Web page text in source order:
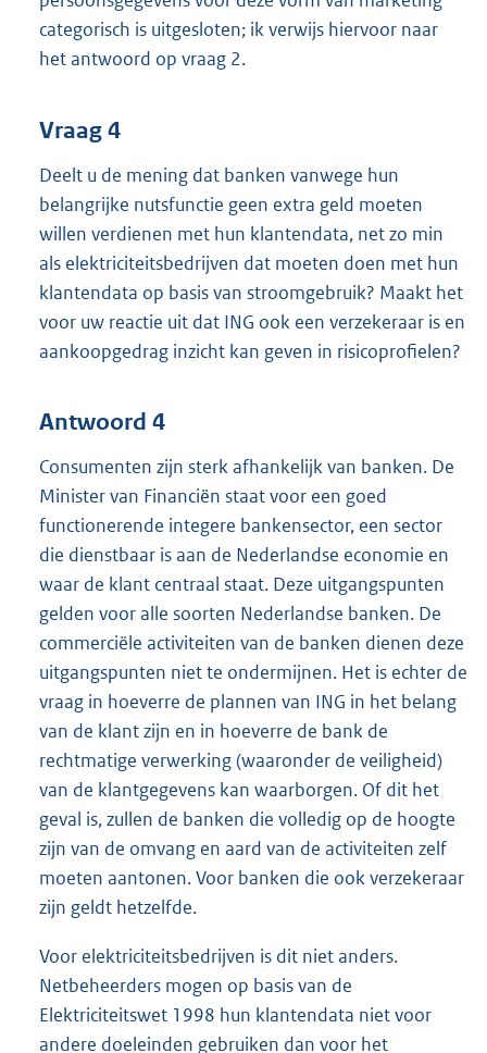
categorisch is uitgesloten; ik verwijs hiervoor naar
het antwoord op vraag 2.
Vraag 4
Deelt u de mening dat banken vanwege hun
belangrijke nutsfunctie geen extra geld moeten
willen verdienen met hun klantendata, net zo min
als elektriciteitsbedrijven dat moeten doen met hun
klantendata op basis van stroomgebruik? Maakt het
voor uw reactie uit dat ING ook een verzekeraar is en
aankoopgedrag inzicht kan geven in risicoprofielen?
Antwoord 4
Consumenten zijn sterk afhankelijk van banken. De
Minister van Financiën staat voor een goed
functionerende integere bankensector, een sector
die dienstbaar is aan de Nederlandse economie en
waar de klant centraal staat. Deze uitgangspunten
gelden voor alle soorten Nederlandse banken. De
commerciële activiteiten van de banken dienen deze
uitgangspunten niet te ondermijnen. Het is echter de
vraag in hoeverre de plannen van ING in het belang
van de klant zijn en in hoeverre de bank de
rechtmatige verwerking (waaronder de veiligheid)
van de klantgegevens kan waarborgen. Of dit het
geval is, zullen de banken die volledig op de hoogte
zijn van de omvang en aard van de activiteiten zelf
moeten aantonen. Voor banken die ook verzekeraar
zijn geldt hetzelfde.
Voor elektriciteitsbedrijven is dit niet anders.
Netbeheerders mogen op basis van de
Elektriciteitswet 1998 hun klantendata niet voor
andere doeleinden gebruiken dan voor het